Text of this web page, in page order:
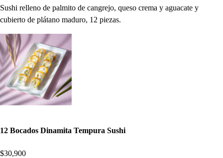
Sushi relleno de palmito de cangrejo, queso crema y aguacate y
cubierto de plátano maduro, 12 piezas.
12 Bocados Dinamita Tempura Sushi
$30,900